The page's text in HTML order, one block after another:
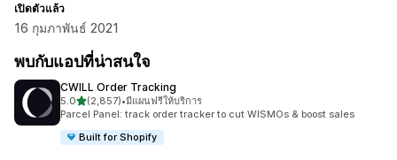
เปิดตัวแล้ว
16 กุมภาพันธ์ 2021
พบกับแอปที่น่าสนใจ
CWILL Order Tracking
5.0เต็ม 5 ดาว
(2,857)
ทั้งหมด 2857 รีวิว
•มีแผนฟรีให้บริการ
Parcel Panel: track order tracker to cut WISMOs & boost sales
Built for Shopify